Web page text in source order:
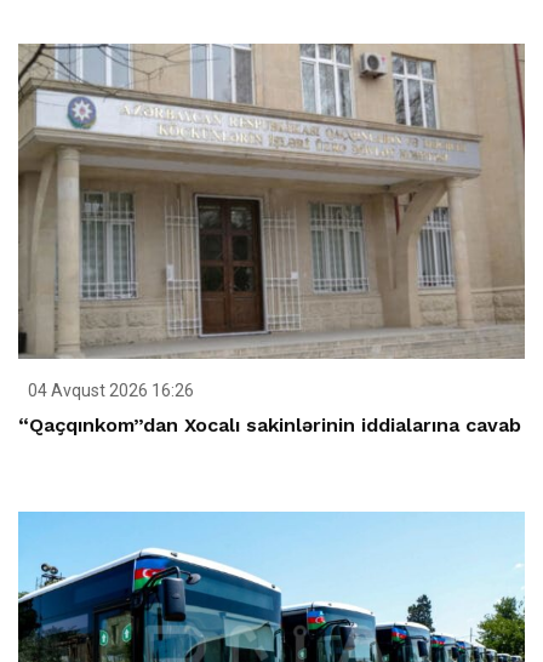
04 Avqust 2026 16:26
“Qaçqınkom”dan Xocalı sakinlərinin iddialarına cavab